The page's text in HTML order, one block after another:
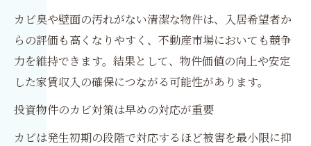
カビ臭や壁面の汚れがない清潔な物件は、入居希望者か
らの評価も高くなりやすく、不動産市場においても競争
力を維持できます。結果として、物件価値の向上や安定
した家賃収入の確保につながる可能性があります。
投資物件のカビ対策は早めの対応が重要
カビは発生初期の段階で対応するほど被害を最小限に抑